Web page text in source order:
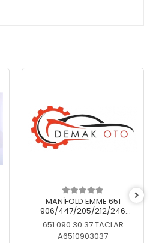
MANİFOLD EMME 651
906/447/205/212/246
KELEBEKSİZ
651 090 30 37 TACLAR
A6510903037